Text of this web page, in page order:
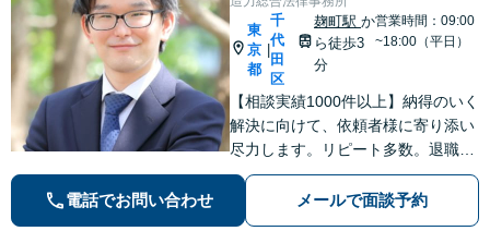
東
京
都
千
代
田
区
麹町駅か
ら徒歩3
分
営業時間：09:00
~18:00（平日）
【相談実績1000件以上】納得のいく
解決に向けて、依頼者様に寄り添い
尽力します。リピート多数。退職勧
奨の解決金を3倍にした事例など、
労働分野に強み。後々「相談してお
けばよかった」と後悔しないために
電話でお問い合わせ メールで面談予約